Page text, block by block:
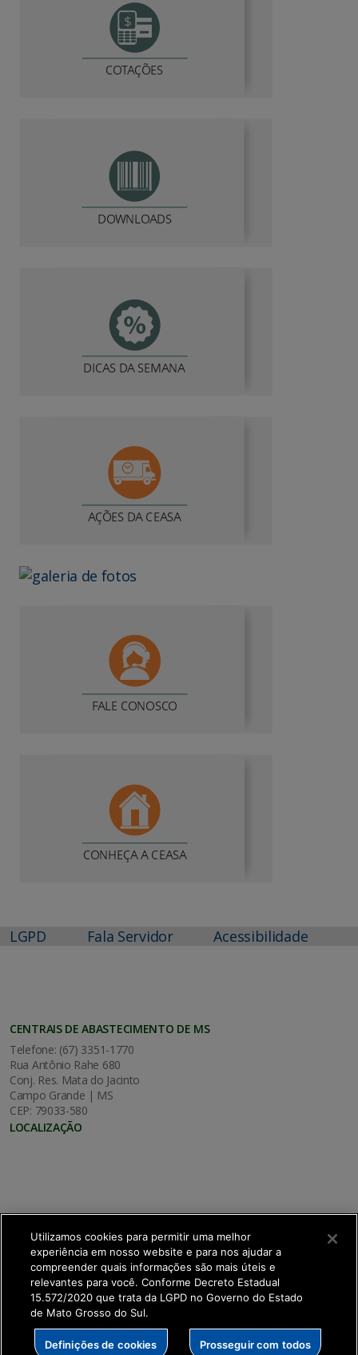
LGPD Fala Servidor Acessibilidade
CENTRAIS DE ABASTECIMENTO DE MS
Telefone: (67) 3351-1770
Rua Antônio Rahe 680
Conj. Res. Mata do Jacinto
Campo Grande | MS
CEP: 79033-580
LOCALIZAÇÃO
SETDIG | Secretaria-Executiva de Transformação
Digital
Utilizamos cookies para permitir uma melhor
experiência em nosso website e para nos ajudar a
compreender quais informações são mais úteis e
relevantes para você. Conforme Decreto Estadual
15.572/2020 que trata da LGPD no Governo do Estado
de Mato Grosso do Sul.
Definições de cookies Prosseguir com todos